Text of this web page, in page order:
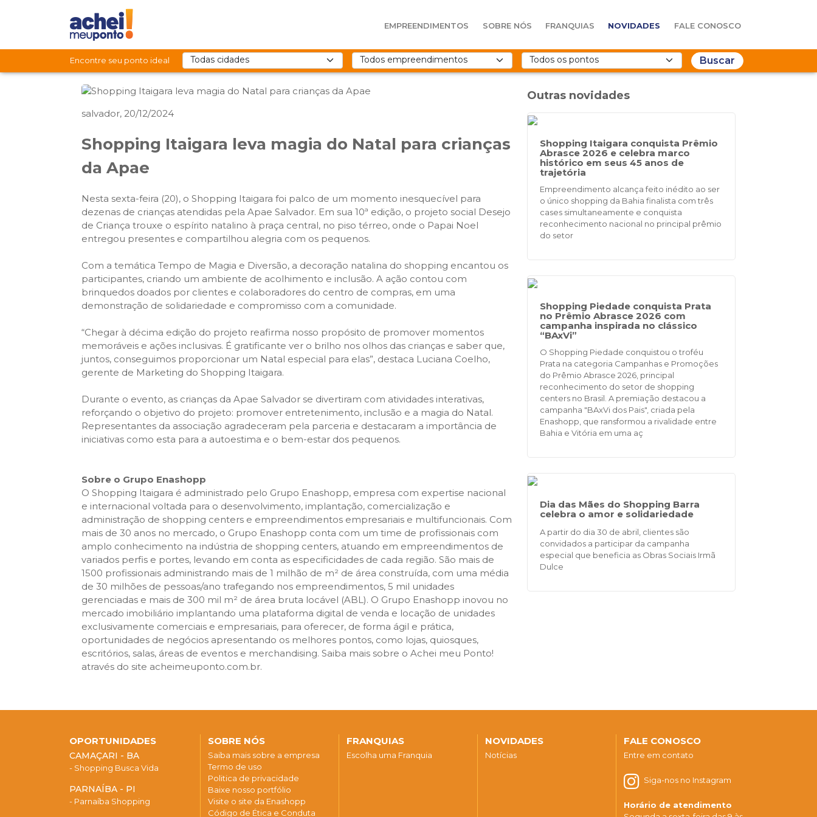
EMPREENDIMENTOS SOBRE NÓS FRANQUIAS NOVIDADES FALE CONOSCO
Encontre seu ponto ideal Buscar
salvador, 20/12/2024
Shopping Itaigara leva magia do Natal para crianças
da Apae
Nesta sexta-feira (20), o Shopping Itaigara foi palco de um momento inesquecível para
dezenas de crianças atendidas pela Apae Salvador. Em sua 10ª edição, o projeto social Desejo
de Criança trouxe o espírito natalino à praça central, no piso térreo, onde o Papai Noel
entregou presentes e compartilhou alegria com os pequenos.
Com a temática Tempo de Magia e Diversão, a decoração natalina do shopping encantou os
participantes, criando um ambiente de acolhimento e inclusão. A ação contou com
brinquedos doados por clientes e colaboradores do centro de compras, em uma
demonstração de solidariedade e compromisso com a comunidade.
“Chegar à décima edição do projeto reafirma nosso propósito de promover momentos
memoráveis e ações inclusivas. É gratificante ver o brilho nos olhos das crianças e saber que,
juntos, conseguimos proporcionar um Natal especial para elas”, destaca Luciana Coelho,
gerente de Marketing do Shopping Itaigara.
Durante o evento, as crianças da Apae Salvador se divertiram com atividades interativas,
reforçando o objetivo do projeto: promover entretenimento, inclusão e a magia do Natal.
Representantes da associação agradeceram pela parceria e destacaram a importância de
iniciativas como esta para a autoestima e o bem-estar dos pequenos.
Sobre o Grupo Enashopp
O Shopping Itaigara é administrado pelo Grupo Enashopp, empresa com expertise nacional
e internacional voltada para o desenvolvimento, implantação, comercialização e
administração de shopping centers e empreendimentos empresariais e multifuncionais. Com
mais de 30 anos no mercado, o Grupo Enashopp conta com um time de profissionais com
amplo conhecimento na indústria de shopping centers, atuando em empreendimentos de
variados perfis e portes, levando em conta as especificidades de cada região. São mais de
1500 profissionais administrando mais de 1 milhão de m² de área construída, com uma média
de 30 milhões de pessoas/ano trafegando nos empreendimentos, 5 mil unidades
gerenciadas e mais de 300 mil m² de área bruta locável (ABL). O Grupo Enashopp inovou no
mercado imobiliário implantando uma plataforma digital de venda e locação de unidades
exclusivamente comerciais e empresariais, para oferecer, de forma ágil e prática,
oportunidades de negócios apresentando os melhores pontos, como lojas, quiosques,
escritórios, salas, áreas de eventos e merchandising. Saiba mais sobre o Achei meu Ponto!
através do site acheimeuponto.com.br.
Outras novidades
Shopping Itaigara conquista Prêmio
Abrasce 2026 e celebra marco
histórico em seus 45 anos de
trajetória
Empreendimento alcança feito inédito ao ser
o único shopping da Bahia finalista com três
cases simultaneamente e conquista
reconhecimento nacional no principal prêmio
do setor
Shopping Piedade conquista Prata
no Prêmio Abrasce 2026 com
campanha inspirada no clássico
“BAxVi”
O Shopping Piedade conquistou o troféu
Prata na categoria Campanhas e Promoções
do Prêmio Abrasce 2026, principal
reconhecimento do setor de shopping
centers no Brasil. A premiação destacou a
campanha "BAxVi dos Pais", criada pela
Enashopp, que ransformou a rivalidade entre
Bahia e Vitória em uma aç
Dia das Mães do Shopping Barra
celebra o amor e solidariedade
A partir do dia 30 de abril, clientes são
convidados a participar da campanha
especial que beneficia as Obras Sociais Irmã
Dulce
OPORTUNIDADES
CAMAÇARI - BA
- Shopping Busca Vida
PARNAÍBA - PI
- Parnaíba Shopping
SOBRE NÓS
Saiba mais sobre a empresa
Termo de uso
Politica de privacidade
Baixe nosso portfólio
Visite o site da Enashopp
Código de Ética e Conduta
FRANQUIAS
Escolha uma Franquia
NOVIDADES
Notícias
FALE CONOSCO
Entre em contato
Siga-nos no Instagram
Horário de atendimento